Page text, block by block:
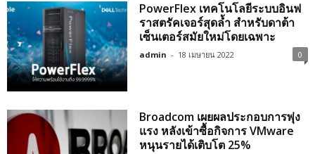
PowerFlex เทคโนโลยีระบบอินฟ
ราสตรัคเจอร์สุดล้ำ สำหรับดาต้า
เซ็นเตอร์สมัยใหม่โดยเฉพาะ
admin - 18 เมษายน 2022 0
Broadcom เผยผลประกอบการพุ่ง
แรง หลังเข้าซื้อกิจการ VMware
หนุนรายได้เติบโต 25%